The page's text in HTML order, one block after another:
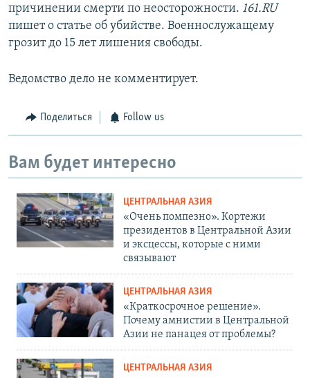
причинении смерти по неосторожности. 161.RU
пишет о статье об убийстве. Военнослужащему
грозит до 15 лет лишения свободы.
Ведомство дело не комментирует.
Поделиться Follow us
Вам будет интересно
ЦЕНТРАЛЬНАЯ АЗИЯ
«Очень помпезно». Кортежи
президентов в Центральной Азии
и эксцессы, которые с ними
связывают
ЦЕНТРАЛЬНАЯ АЗИЯ
«Краткосрочное решение».
Почему амнистии в Центральной
Азии не панацея от проблемы?
ЦЕНТРАЛЬНАЯ АЗИЯ